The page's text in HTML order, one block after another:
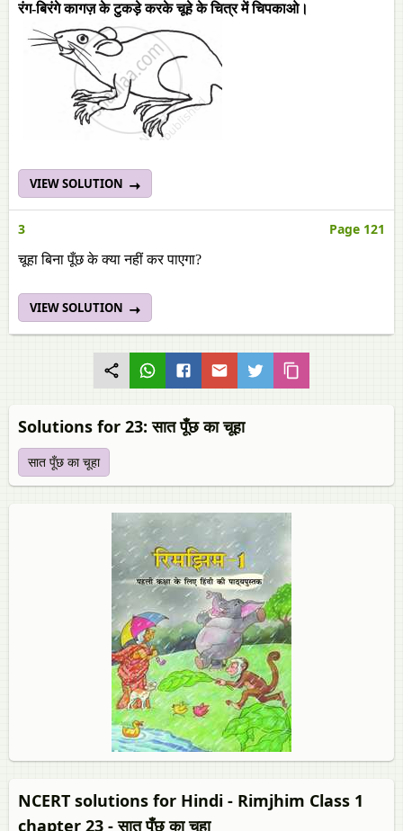
रंग-बिरंगे कागज़ के टुकड़े करके चूहे के चित्र में चिपकाओ।
VIEW SOLUTION
3 Page 121
चूहा बिना पूँछ के क्या नहीं कर पाएगा?
VIEW SOLUTION
Solutions for 23: सात पूँछ का चूहा
सात पूँछ का चूहा
NCERT solutions for Hindi - Rimjhim Class 1
chapter 23 - सात पूँछ का चूहा